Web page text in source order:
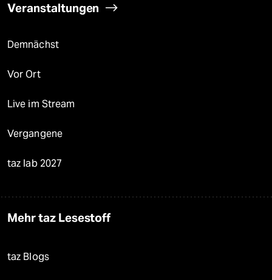
Veranstaltungen
Demnächst
Vor Ort
Live im Stream
Vergangene
taz lab 2027
Mehr taz Lesestoff
taz Blogs